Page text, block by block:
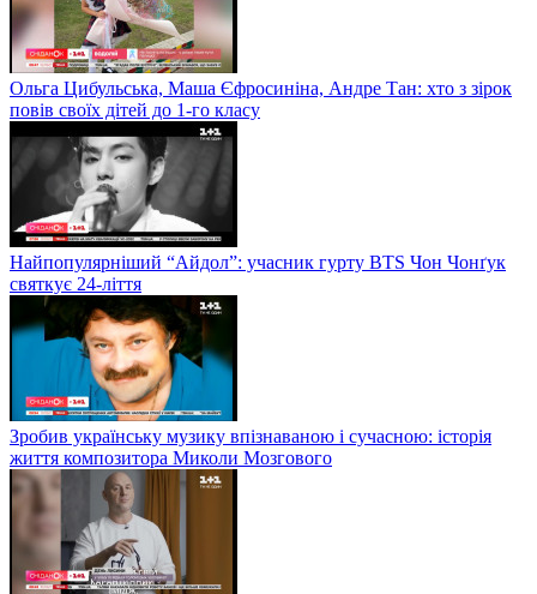
Ольга Цибульська, Маша Єфросиніна, Андре Тан: хто з зірок
повів своїх дітей до 1-го класу
Найпопулярніший “Айдол”: учасник гурту BTS Чон Чонґук
святкує 24-ліття
Зробив українську музику впізнаваною і сучасною: історія
життя композитора Миколи Мозгового